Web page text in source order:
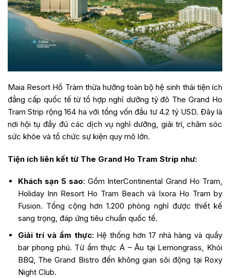
Maia Resort Hồ Tràm thừa hưởng toàn bộ hệ sinh thái tiện ích
đẳng cấp quốc tế từ tổ hợp nghỉ dưỡng tỷ đô The Grand Ho
Tram Strip rộng 164 ha với tổng vốn đầu tư 4.2 tỷ USD. Đây là
nơi hội tụ đầy đủ các dịch vụ nghỉ dưỡng, giải trí, chăm sóc
sức khỏe và tổ chức sự kiện quy mô lớn.
Tiện ích liên kết từ The Grand Ho Tram Strip như:
Khách sạn 5 sao: Gồm InterContinental Grand Ho Tram,
Holiday Inn Resort Ho Tram Beach và Ixora Ho Tram by
Fusion. Tổng cộng hơn 1.200 phòng nghỉ được thiết kế
sang trọng, đáp ứng tiêu chuẩn quốc tế.
Giải trí và ẩm thực: Hệ thống hơn 17 nhà hàng và quầy
bar phong phú. Từ ẩm thực Á – Âu tại Lemongrass, Khói
BBQ, The Grand Bistro đến không gian sôi động tại Roxy
Night Club.